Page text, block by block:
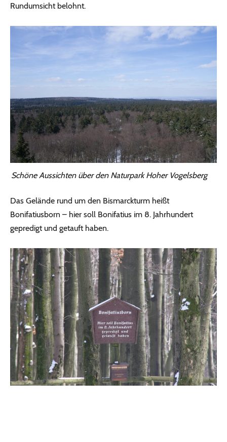
Rundumsicht belohnt.
Schöne Aussichten über den Naturpark Hoher Vogelsberg
Das Gelände rund um den Bismarckturm heißt
Bonifatiusborn – hier soll Bonifatius im 8. Jahrhundert
gepredigt und getauft haben.